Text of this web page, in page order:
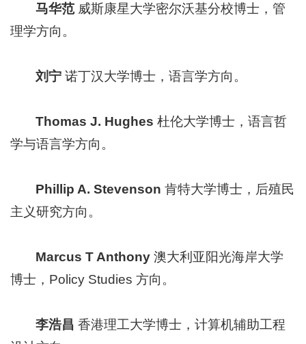
马华范威斯康星大学密尔沃基分校博士，管
理学方向。
刘宁 诺丁汉大学博士，语言学方向。
Thomas J. Hughes 杜伦大学博士，语言哲
学与语言学方向。
Phillip A. Stevenson 肯特大学博士，后殖民
主义研究方向。
Marcus T Anthony澳大利亚阳光海岸大学
博士，Policy Studies 方向。
李浩昌 香港理工大学博士，计算机辅助工程